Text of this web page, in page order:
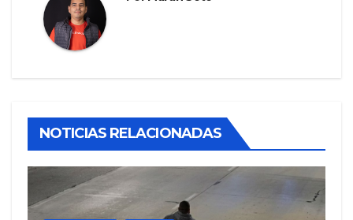
NOTICIAS RELACIONADAS